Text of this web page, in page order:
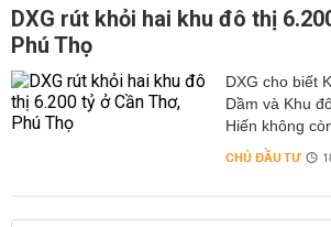
DXG rút khỏi hai khu đô thị
Phú Thọ
DXG cho biết
Dầm và Khu
Hiến không
CHỦ ĐẦU TƯ